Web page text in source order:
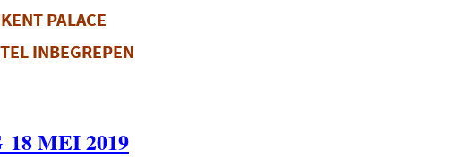
PALACE
INBEGREPEN
18 MEI 2019